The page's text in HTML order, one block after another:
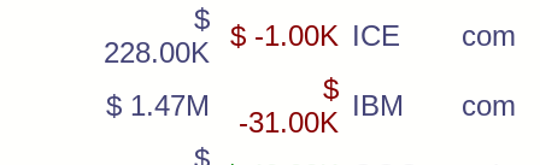
$
228.00K
$ -1.00K ICE com
$ 1.47M
$
-31.00K
IBM
com
$